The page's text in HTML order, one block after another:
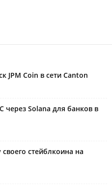
JPM Coin в сети Canton
через Solana для банков в
стейблкоина на